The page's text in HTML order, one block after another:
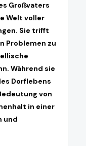
Großvaters
Welt voller
Sie trifft
Problemen zu
Während sie
Dorflebens
von
in einer
und